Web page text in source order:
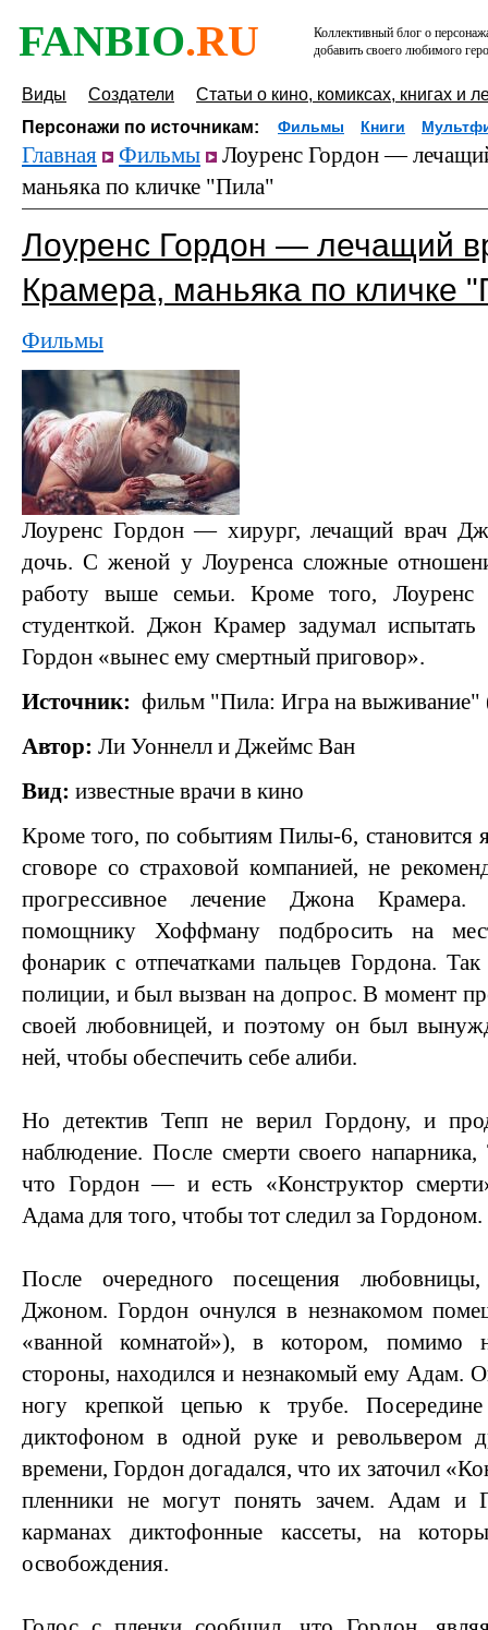
FANBIO.RU
Коллективный блог о
добавить своего любимого
Виды Создатели
Статьи о кино, комиксах, книгах и
Персонажи по источникам:
Фильмы Книги
Главная Фильмы
Лоуренс Гордон —
маньяка по кличке "Пила"
Лоуренс Гордон — лечащий
Крамера, маньяка по кличке
Фильмы
Лоуренс Гордон — хирург, лечащий врач
дочь. С женой у Лоуренса сложные
работу выше семьи. Кроме того, Лоуренс
студенткой. Джон Крамер задумал
Гордон «вынес ему смертный приговор».
Источник: фильм "Пила: Игра на выживание"
Автор: Ли Уоннелл и Джеймс Ван
Вид: известные врачи в кино
Кроме того, по событиям Пилы-6, становится
сговоре со страховой компанией, не
прогрессивное лечение Джона
помощнику Хоффману подбросить на
фонарик с отпечатками пальцев Гордона.
полиции, и был вызван на допрос. В момент
своей любовницей, и поэтому он был
ней, чтобы обеспечить себе алиби.
Но детектив Тепп не верил Гордону, и
наблюдение. После смерти своего
что Гордон — и есть «Конструктор
Адама для того, чтобы тот следил за Гордоном.
После очередного посещения
Джоном. Гордон очнулся в незнакомом
«ванной комнатой»), в котором, помимо
стороны, находился и незнакомый ему Адам.
ногу крепкой цепью к трубе.
диктофоном в одной руке и револьвером
времени, Гордон догадался, что их заточил
пленники не могут понять зачем. Адам и
карманах диктофонные кассеты, на
освобождения.